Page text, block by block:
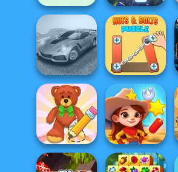
Casual
Crossword
Bubble Letters
Madness Driver
Vertigo City
Nuts & Bolts
Puzzle